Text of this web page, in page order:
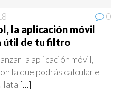
0
la aplicación móvil
útil de tu filtro
la aplicación móvil,
la que podrás calcular el
lata [...]